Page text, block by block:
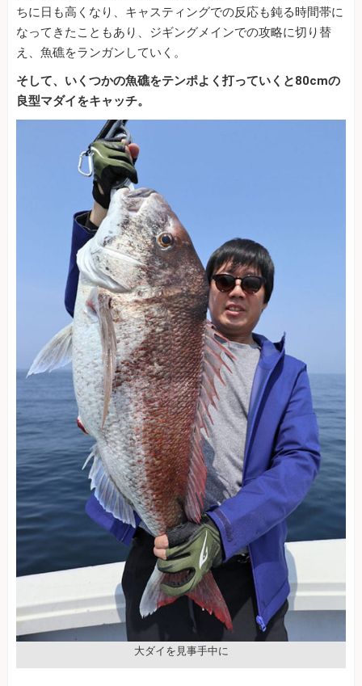
ちに日も高くなり、キャスティングでの反応も鈍る時間帯に
なってきたこともあり、ジギングメインでの攻略に切り替
え、魚礁をランガンしていく。
そして、いくつかの魚礁をテンポよく打っていくと80cmの
良型マダイをキャッチ。
大ダイを見事手中に